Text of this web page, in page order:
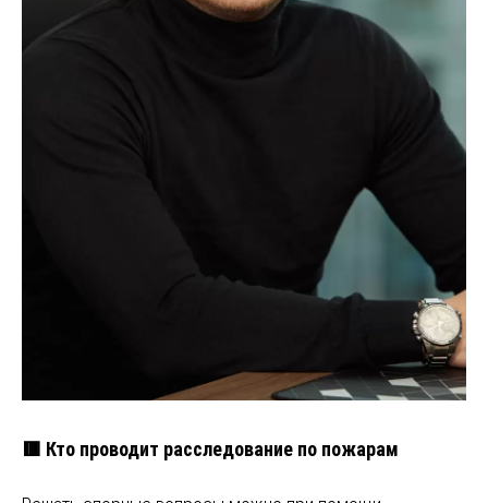
🟥 Кто проводит расследование по пожарам